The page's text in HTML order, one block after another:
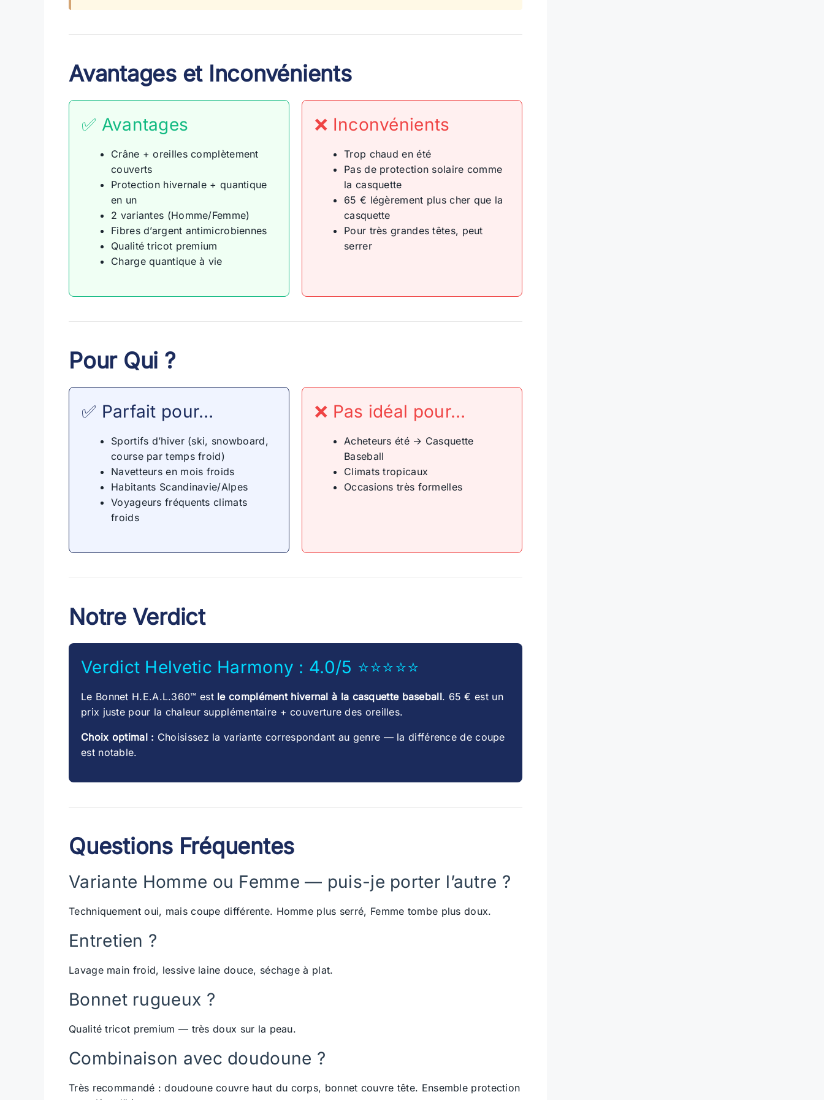
Avantages et Inconvénients
✅ Avantages
Crâne + oreilles complètement
couverts
Protection hivernale + quantique
en un
2 variantes (Homme/Femme)
Fibres d’argent antimicrobiennes
Qualité tricot premium
Charge quantique à vie
❌ Inconvénients
Trop chaud en été
Pas de protection solaire comme
la casquette
65 € légèrement plus cher que la
casquette
Pour très grandes têtes, peut
serrer
Pour Qui ?
✅ Parfait pour…
Sportifs d’hiver (ski, snowboard,
course par temps froid)
Navetteurs en mois froids
Habitants Scandinavie/Alpes
Voyageurs fréquents climats
froids
❌ Pas idéal pour…
Acheteurs été → Casquette
Baseball
Climats tropicaux
Occasions très formelles
Notre Verdict
Verdict Helvetic Harmony : 4.0/5 ⭐⭐⭐⭐⭐
Le Bonnet H.E.A.L.360™ est le complément hivernal à la casquette baseball. 65 € est un
prix juste pour la chaleur supplémentaire + couverture des oreilles.
Choix optimal : Choisissez la variante correspondant au genre — la différence de coupe
est notable.
Questions Fréquentes
Variante Homme ou Femme — puis-je porter l’autre ?
Techniquement oui, mais coupe différente. Homme plus serré, Femme tombe plus doux.
Entretien ?
Lavage main froid, lessive laine douce, séchage à plat.
Bonnet rugueux ?
Qualité tricot premium — très doux sur la peau.
Combinaison avec doudoune ?
Très recommandé : doudoune couvre haut du corps, bonnet couvre tête. Ensemble protection